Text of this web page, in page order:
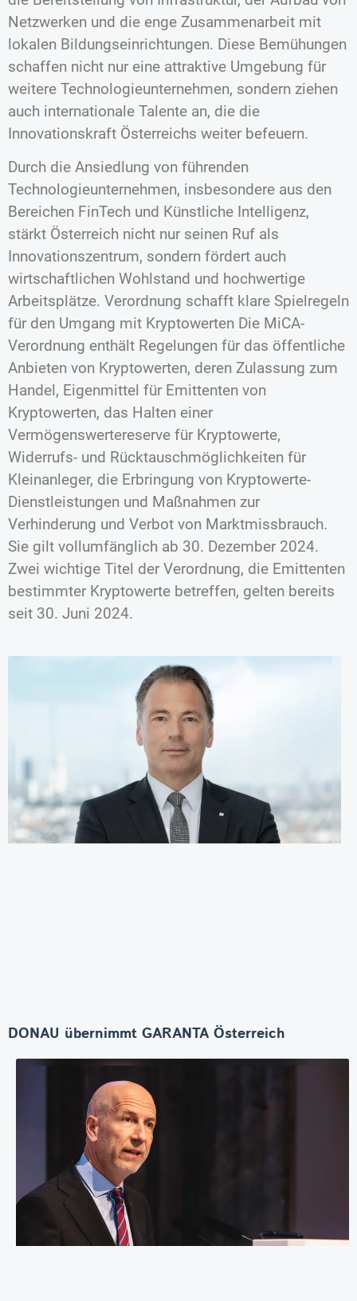
Netzwerken und die enge Zusammenarbeit mit
lokalen Bildungseinrichtungen. Diese Bemühungen
schaffen nicht nur eine attraktive Umgebung für
weitere Technologieunternehmen, sondern ziehen
auch internationale Talente an, die die
Innovationskraft Österreichs weiter befeuern.
Durch die Ansiedlung von führenden
Technologieunternehmen, insbesondere aus den
Bereichen FinTech und Künstliche Intelligenz,
stärkt Österreich nicht nur seinen Ruf als
Innovationszentrum, sondern fördert auch
wirtschaftlichen Wohlstand und hochwertige
Arbeitsplätze. Verordnung schafft klare Spielregeln
für den Umgang mit Kryptowerten Die MiCA-
Verordnung enthält Regelungen für das öffentliche
Anbieten von Kryptowerten, deren Zulassung zum
Handel, Eigenmittel für Emittenten von
Kryptowerten, das Halten einer
Vermögenswertereserve für Kryptowerte,
Widerrufs- und Rücktauschmöglichkeiten für
Kleinanleger, die Erbringung von Kryptowerte-
Dienstleistungen und Maßnahmen zur
Verhinderung und Verbot von Marktmissbrauch.
Sie gilt vollumfänglich ab 30. Dezember 2024.
Zwei wichtige Titel der Verordnung, die Emittenten
bestimmter Kryptowerte betreffen, gelten bereits
seit 30. Juni 2024.
DONAU übernimmt GARANTA Österreich